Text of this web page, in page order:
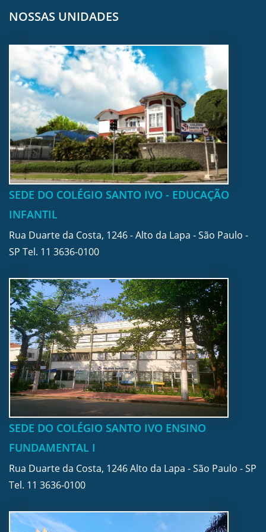
NOSSAS UNIDADES
SEDE DO COLÉGIO SANTO IVO - EDUCAÇÃO
INFANTIL
Rua Duarte da Costa, 1246 - Alto da Lapa - São Paulo -
SP Tel. 11 3636-0100
SEDE DO COLÉGIO SANTO IVO ENSINO
FUNDAMENTAL I
Rua Duarte da Costa, 1246 Alto da Lapa - São Paulo - SP
Tel. 11 3636-0100